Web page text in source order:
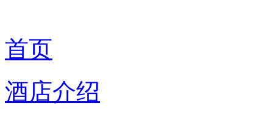
首页
酒店介绍